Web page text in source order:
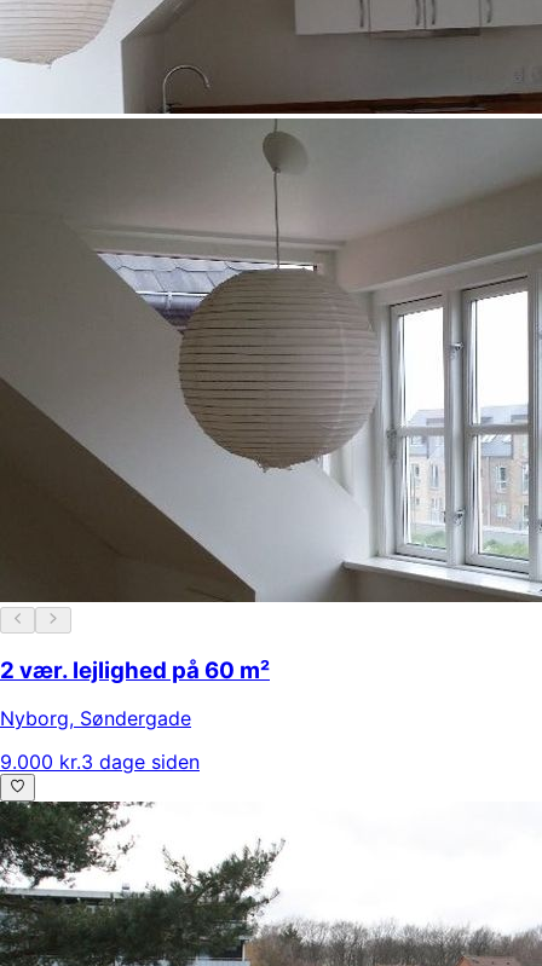
2 vær. lejlighed på 60 m²
Nyborg, Søndergade
9.000 kr.3 dage siden